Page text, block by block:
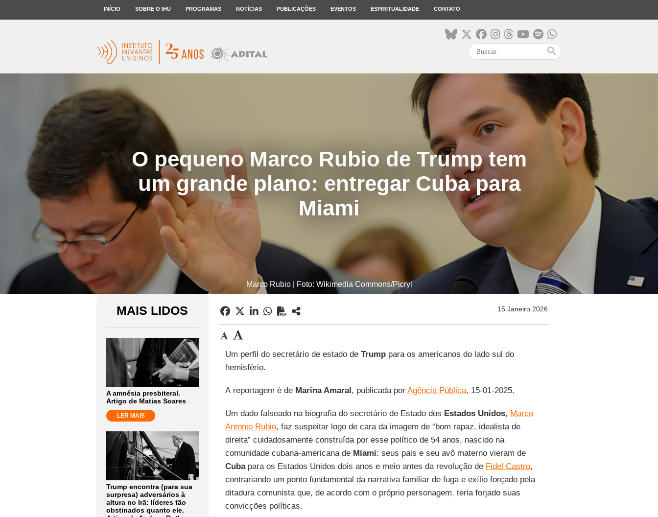
INÍCIO SOBRE O IHU PROGRAMAS NOTÍCIAS PUBLICAÇÕES EVENTOS ESPIRITUALIDADE CONTATO
search
O pequeno Marco Rubio de Trump tem
um grande plano: entregar Cuba para
Miami
Marco Rubio | Foto: Wikimedia Commons/Picryl
MAIS LIDOS
A amnésia presbiteral.
Artigo de Matias Soares
LER MAIS
Trump encontra (para sua
surpresa) adversários à
altura no Irã: líderes tão
obstinados quanto ele.
15 Janeiro 2026
Um perfil do secretário de estado de Trumppara os americanos do lado sul do
hemisfério.
A reportagem é de Marina Amaral, publicada por Agência Pública, 15-01-2025.
Um dado falseado na biografia do secretário de Estado dos Estados Unidos, Marco
Antonio Rubio, faz suspeitar logo de cara da imagem de “bom rapaz, idealista de
direita” cuidadosamente construída por esse político de 54 anos, nascido na
comunidade cubana-americana de Miami: seus pais e seu avô materno vieram de
Cubapara os Estados Unidos dois anos e meio antes da revolução de Fidel Castro,
contrariando um ponto fundamental da narrativa familiar de fuga e exílio forçado pela
ditadura comunista que, de acordo com o próprio personagem, teria forjado suas
convicções políticas.